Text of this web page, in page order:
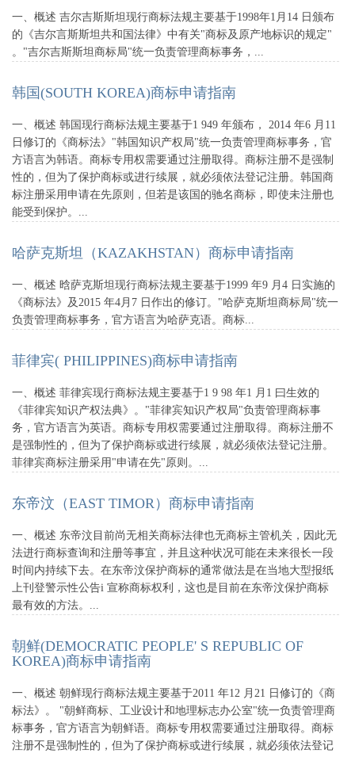
一、概述 吉尔吉斯斯坦现行商标法规主要基于1998年1月14 日颁布
的《吉尔言斯斯坦共和国法律》中有关"商标及原产地标识的规定"
。"吉尔吉斯斯坦商标局"统一负责管理商标事务，...
韩国(SOUTH KOREA)商标申请指南
一、概述 韩国现行商标法规主要基于1 949 年颁布， 2014 年6 月11
日修订的《商标法》"韩国知识产权局"统一负责管理商标事务，官
方语言为韩语。商标专用权需要通过注册取得。商标注册不是强制
性的，但为了保护商标或进行续展，就必须依法登记注册。韩国商
标注册采用申请在先原则，但若是该国的驰名商标，即使未注册也
能受到保护。...
哈萨克斯坦（KAZAKHSTAN）商标申请指南
一、概述 晗萨克斯坦现行商标法规主要基于1999 年9 月4 日实施的
《商标法》及2015 年4月7 日作出的修订。"哈萨克斯坦商标局"统一
负责管理商标事务，官方语言为哈萨克语。商标...
菲律宾( PHILIPPINES)商标申请指南
一、概述 菲律宾现行商标法规主要基于1 9 98 年1 月1 曰生效的
《菲律宾知识产权法典》。"菲律宾知识产权局"负责管理商标事
务，官方语言为英语。商标专用权需要通过注册取得。商标注册不
是强制性的，但为了保护商标或进行续展，就必须依法登记注册。
菲律宾商标注册采用"申请在先"原则。...
东帝汶（EAST TIMOR）商标申请指南
一、概述 东帝汶目前尚无相关商标法律也无商标主管机关，因此无
法进行商标查询和注册等事宜，并且这种状况可能在未来很长一段
时间内持续下去。在东帝汶保护商标的通常做法是在当地大型报纸
上刊登警示性公告i 宣称商标权利，这也是目前在东帝汶保护商标
最有效的方法。...
朝鲜(DEMOCRATIC PEOPLE' S REPUBLIC OF
KOREA)商标申请指南
一、概述 朝鲜现行商标法规主要基于2011 年12 月21 日修订的《商
标法》。 "朝鲜商标、工业设计和地理标志办公室"统一负责管理商
标事务，官方语言为朝鲜语。商标专用权需要通过注册取得。商标
注册不是强制性的，但为了保护商标或进行续展，就必须依法登记